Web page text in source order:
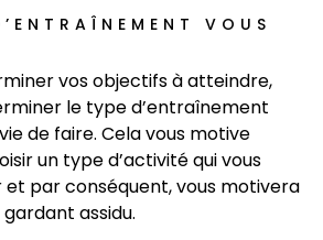
VOUS
vos objectifs à atteindre,
le type d’entraînement
de faire. Cela vous motive
un type d’activité qui vous
et par conséquent, vous motivera
assidu.